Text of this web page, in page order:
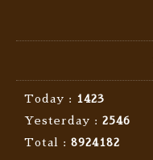
Today :
1423
Yesterday : 2546
Total : 8924182